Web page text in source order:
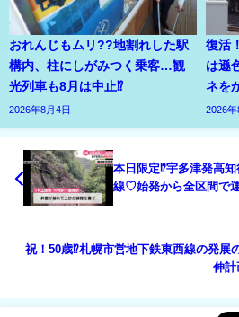
おれんじもムリ??地割れした駅
構内、柱にしがみつく乗客…観
光列車も8月は中止⁉
2026年8月4日
復活
は遜
ネを
2026年
本日限定⁉宇多津発高
線♡始発から全区間で
祝！50歳⁉札幌市営地下鉄東西線の発展
伸計